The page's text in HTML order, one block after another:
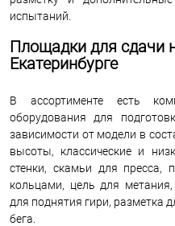
испытаний.
Площадки для сдачи
Екатеринбурге
В ассортименте есть
оборудования для
зависимости от модели в
высоты, классические и
стенки, скамьи для пресса,
кольцами, цель для
для поднятия гири, разметка
бега.